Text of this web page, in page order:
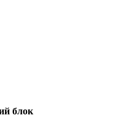
блок